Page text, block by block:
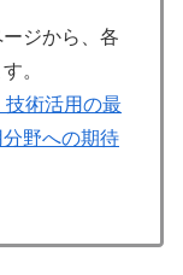
ジから、各
。
技術活用の最
野への期待